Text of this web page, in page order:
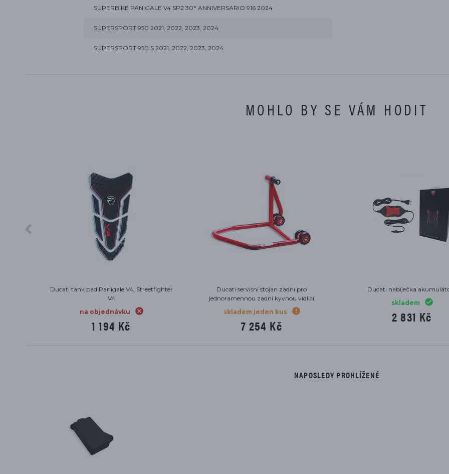
SUPERBIKE PANIGALE V4 SP2 30° ANNIVERSARIO 916 2024
SUPERSPORT 950 2021, 2022, 2023, 2024
SUPERSPORT 950 S 2021, 2022, 2023, 2024
MOHLO BY SE VÁM HODIT
Ducati tank pad Panigale V4, Streetfighter
V4
na objednávku
1 194 Kč
Ducati servisní stojan zadní pro
jednoramennou zadní kyvnou vidlici
skladem jeden kus
7 254 Kč
Ducati nabíječka
skladem
2 831 Kč
NAPOSLEDY PROHLÍŽENÉ